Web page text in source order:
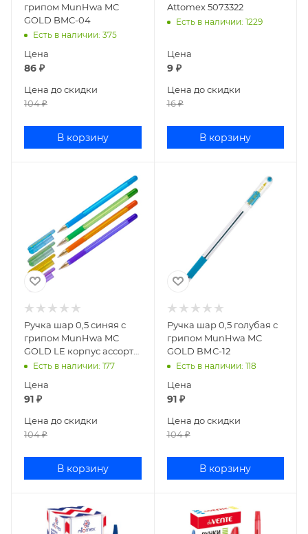
грипом MunHwa MC
GOLD BMC-04
Есть в наличии: 375
Цена
86 ₽
Цена до скидки
104₽
В корзину
Attomex 5073322
Есть в наличии: 1229
Цена
9₽
Цена до скидки
16₽
В корзину
Ручка шар 0,5 синяя с
грипом MunHwa MC
GOLD LE корпус ассорти
MCL-02
Есть в наличии: 177
Цена
91 ₽
Цена до скидки
104₽
В корзину
Ручка шар 0,5 голубая с
грипом MunHwa MC
GOLD ВМС-12
Есть в наличии: 118
Цена
91₽
Цена до скидки
104₽
В корзину